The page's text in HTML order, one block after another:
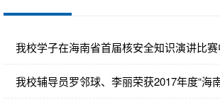
我校学子在海南省首届核安全知识演讲比
我校辅导员罗邻球、李丽荣获2017年度“海